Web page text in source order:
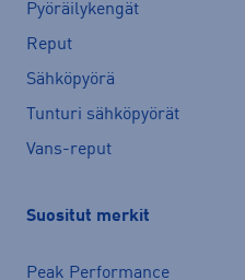
Pyöräilykengät
Reput
Sähköpyörä
Tunturi sähköpyörät
Vans-reput
Suositut merkit
Peak Performance